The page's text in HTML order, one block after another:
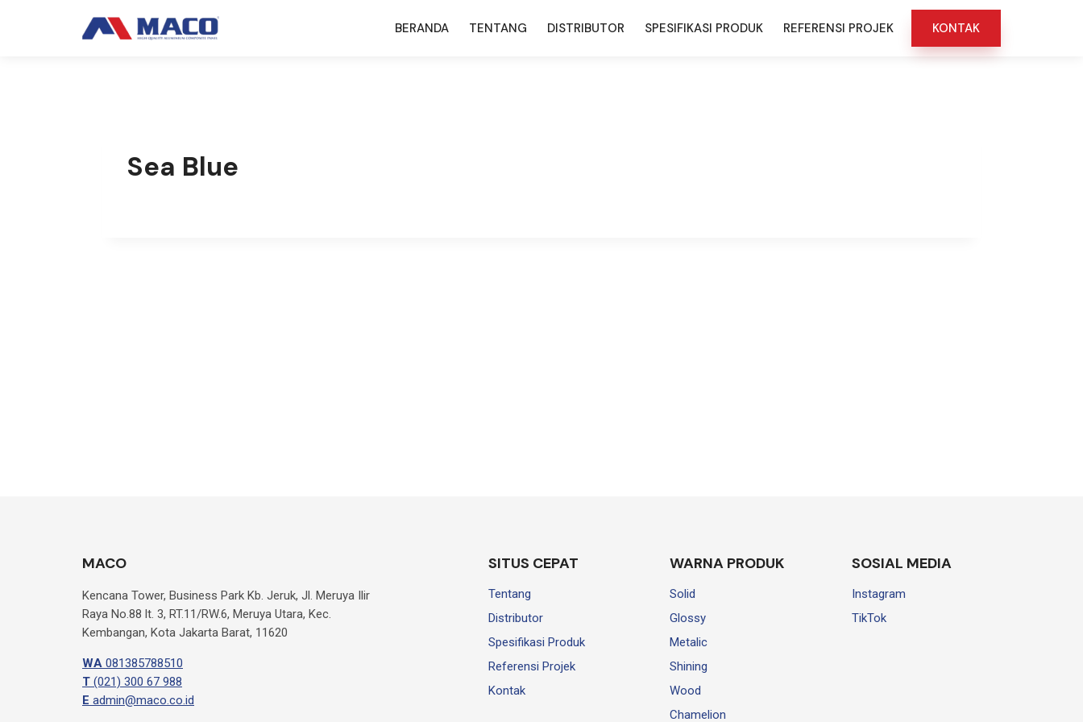
BERANDA TENTANG DISTRIBUTOR SPESIFIKASI PRODUK REFERENSI PROJEK KONTAK
Sea Blue
MACO
Kencana Tower, Business Park Kb. Jeruk, Jl. Meruya Ilir
Raya No.88 lt. 3, RT.11/RW.6, Meruya Utara, Kec.
Kembangan, Kota Jakarta Barat, 11620
WA 081385788510
T (021) 300 67 988
E admin@maco.co.id
SITUS CEPAT
Tentang
Distributor
Spesifikasi Produk
Referensi Projek
Kontak
WARNA PRODUK
Solid
Glossy
Metalic
Shining
Wood
Chamelion
SOSIAL MEDIA
Instagram
TikTok